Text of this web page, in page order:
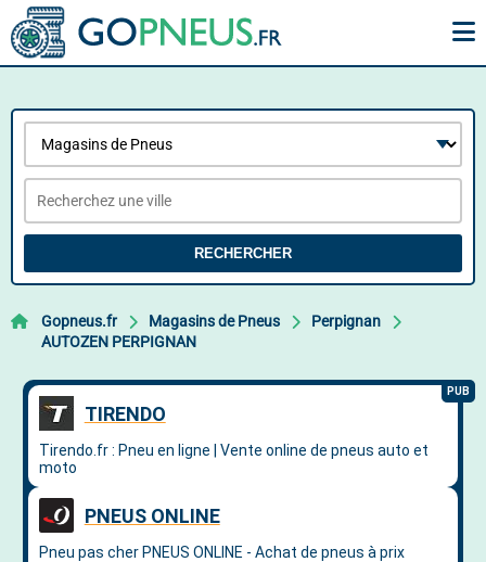
RECHERCHER
Gopneus.fr Magasins de Pneus
Perpignan
AUTOZEN PERPIGNAN